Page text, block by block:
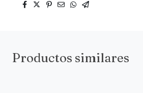
Productos similares